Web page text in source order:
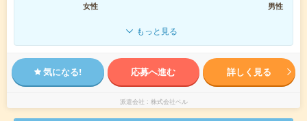
女性
男性
もっと見る
気になる! 応募へ進む 詳しく見る
派遣会社 株式会社ベル